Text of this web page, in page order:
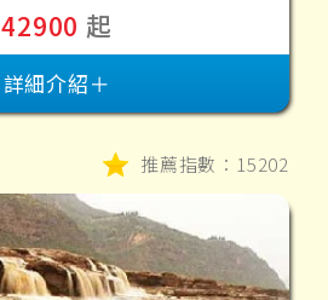
42900 起
詳細介紹＋
推薦指數：15202